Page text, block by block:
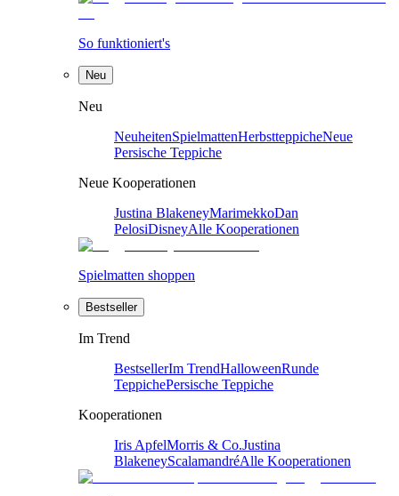
So funktioniert's
Neu
Neu
NeuheitenSpielmattenHerbstteppicheNeue
Persische Teppiche
Neue Kooperationen
Justina BlakeneyMarimekkoDan
PelosiDisneyAlle Kooperationen
Spielmatten shoppen
Bestseller
Im Trend
BestsellerIm TrendHalloweenRunde
TeppichePersische Teppiche
Kooperationen
Iris ApfelMorris & Co.Justina
BlakeneyScalamandréAlle Kooperationen